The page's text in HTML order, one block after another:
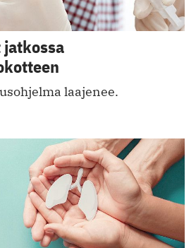
jatkossa
laajenee.